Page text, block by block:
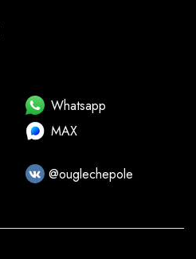
Whatsapp
MAX
@ouglechepole